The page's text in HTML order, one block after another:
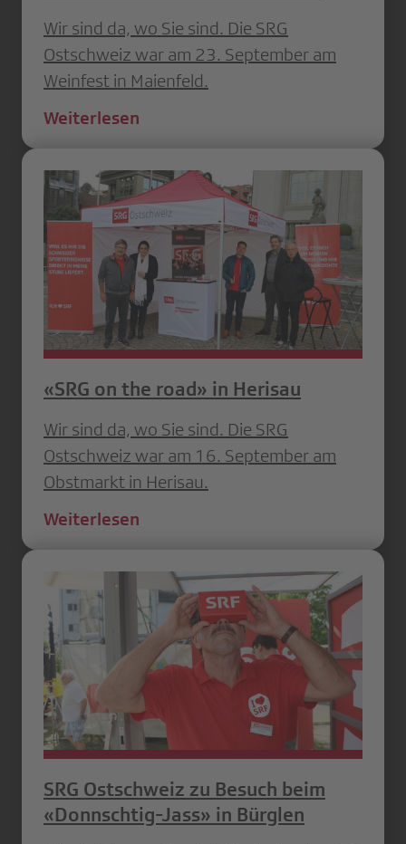
Wir sind da, wo Sie sind. Die SRG
Ostschweiz war am 23. September am
Weinfest in Maienfeld.
Weiterlesen
«SRG on the road» in Herisau
Wir sind da, wo Sie sind. Die SRG
Ostschweiz war am 16. September am
Obstmarkt in Herisau.
Weiterlesen
SRG Ostschweiz zu Besuch beim
«Donnschtig-Jass» in Bürglen